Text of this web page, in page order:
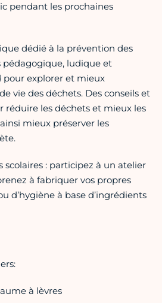
pendant les prochaines
dédié à la prévention des
pédagogique, ludique et
explorer et mieux
vie des déchets. Des conseils et
réduire les déchets et mieux les
mieux préserver les
scolaires : participez à un atelier
à fabriquer vos propres
d’hygiène à base d’ingrédients
à lèvres